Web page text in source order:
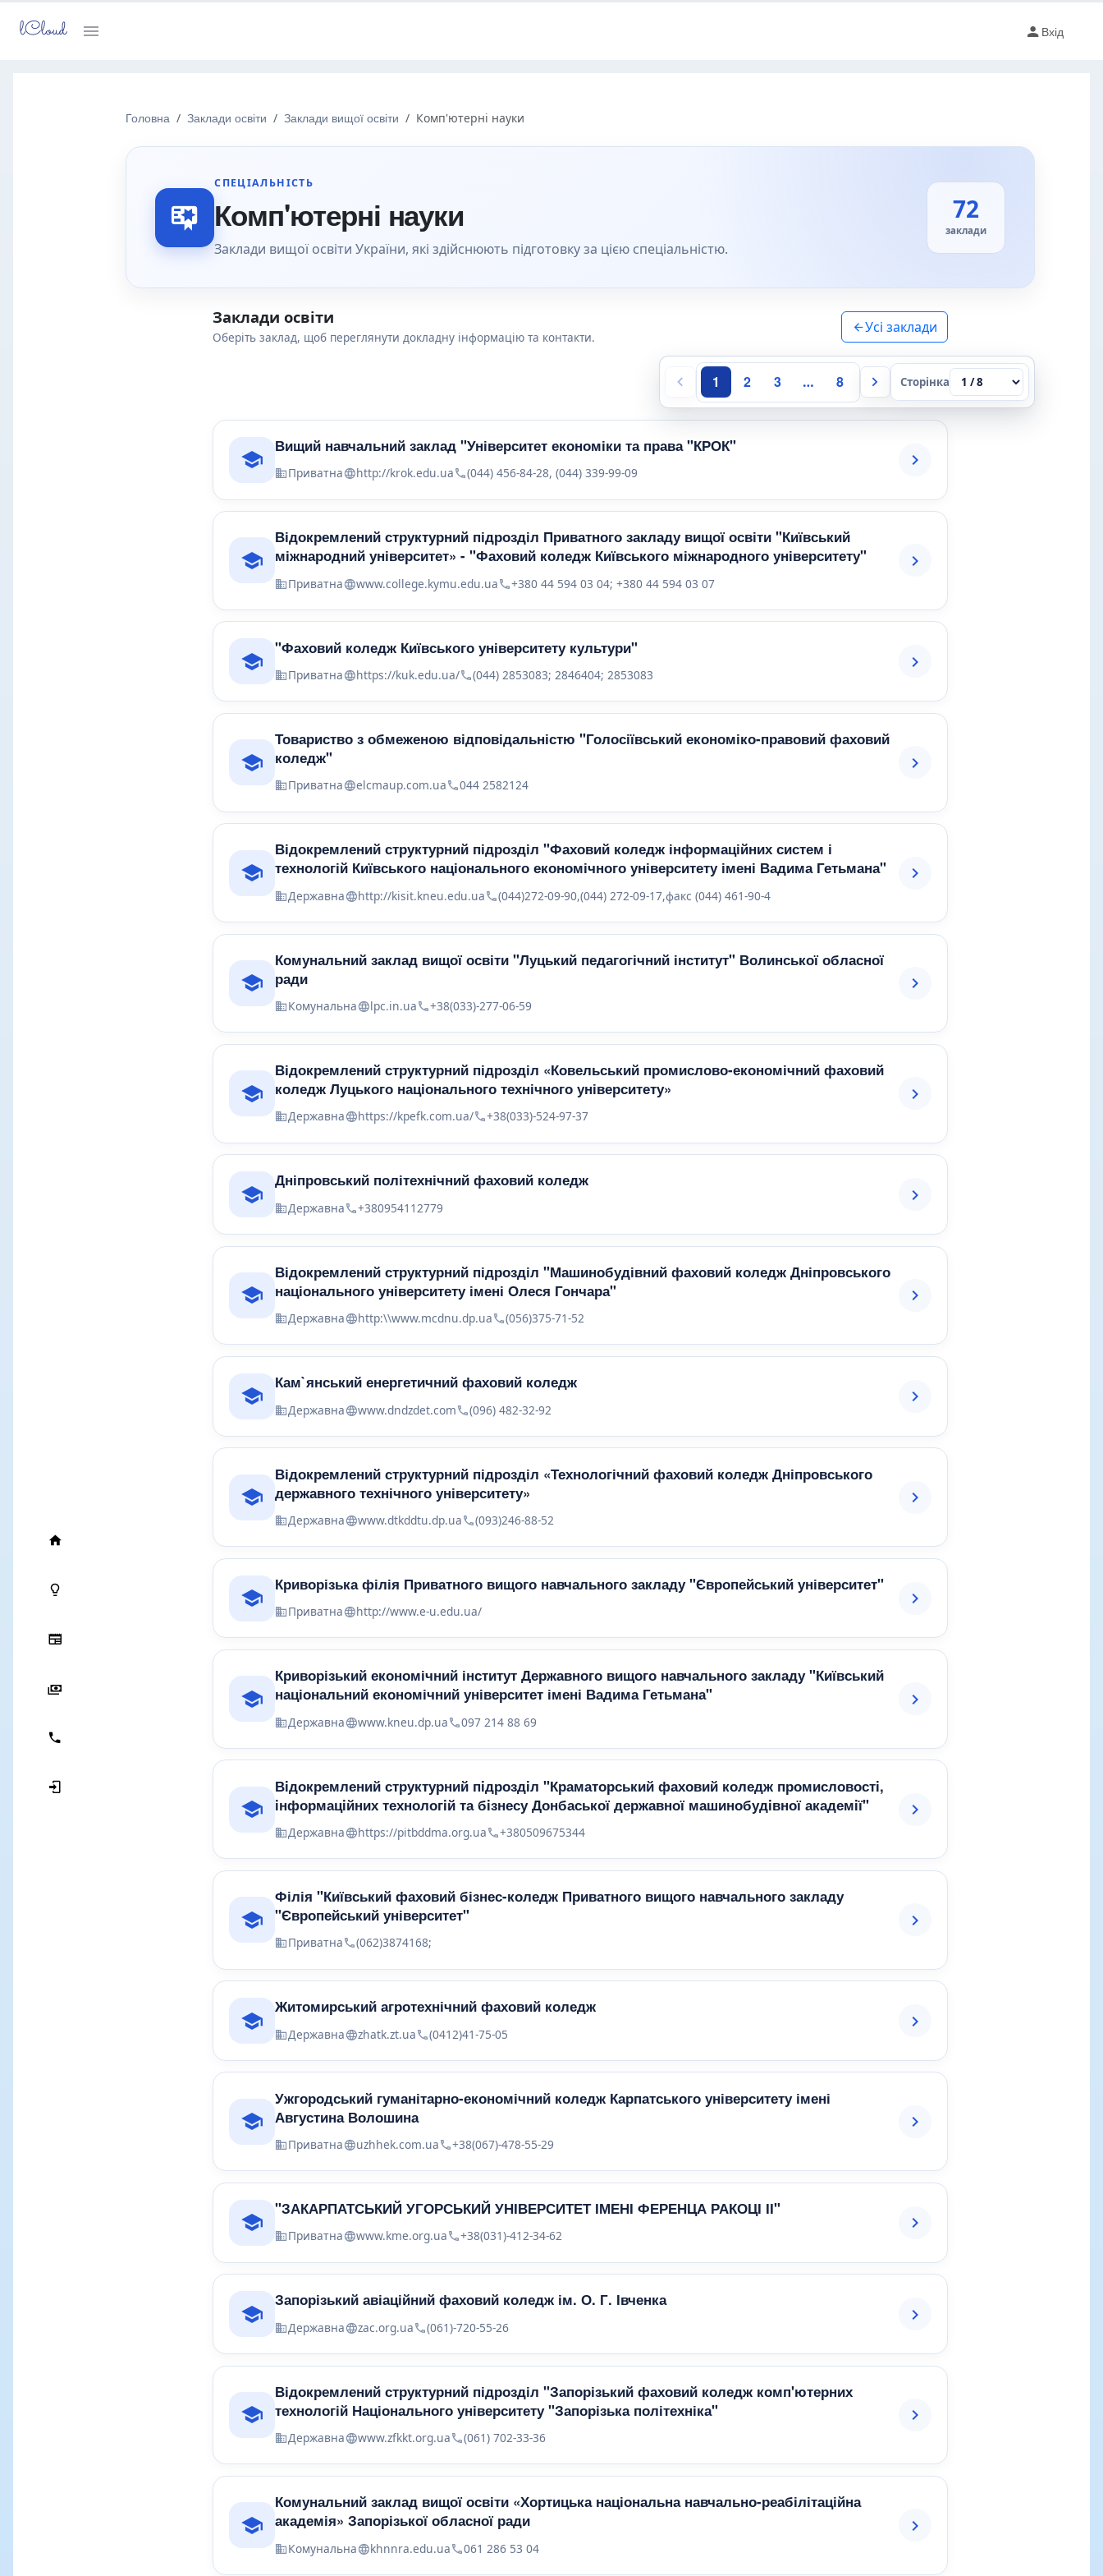
lCloud Вхід
Головна Заклади освіти Заклади вищої освіти Комп'ютерні науки
СПЕЦІАЛЬНІСТЬ
Комп'ютерні науки
Заклади вищої освіти України, які здійснюють підготовку за цією спеціальністю.
72
заклади
Заклади освіти
Оберіть заклад, щоб переглянути докладну інформацію та контакти.
Усі заклади
1 2 3 … 8 Сторінка
Вищий навчальний заклад "Університет економіки та права "КРОК"
Приватна http://krok.edu.ua (044) 456-84-28, (044) 339-99-09
Відокремлений структурний підрозділ Приватного закладу вищої освіти "Київський
міжнародний університет» - "Фаховий коледж Київського міжнародного університету"
Приватна www.college.kymu.edu.ua +380 44 594 03 04; +380 44 594 03 07
"Фаховий коледж Київського університету культури"
Приватна https://kuk.edu.ua/ (044) 2853083; 2846404; 2853083
Товариство з обмеженою відповідальністю "Голосіївський економіко-правовий фаховий
коледж"
Приватна elcmaup.com.ua 044 2582124
Відокремлений структурний підрозділ "Фаховий коледж інформаційних систем і
технологій Київського національного економічного університету імені Вадима Гетьмана"
Державна http://kisit.kneu.edu.ua (044)272-09-90,(044) 272-09-17,факс (044) 461-90-4
Комунальний заклад вищої освіти "Луцький педагогічний інститут" Волинської обласної
ради
Комунальна lpc.in.ua +38(033)-277-06-59
Відокремлений структурний підрозділ «Ковельський промислово-економічний фаховий
коледж Луцького національного технічного університету»
Державна https://kpefk.com.ua/ +38(033)-524-97-37
Дніпровський політехнічний фаховий коледж
Державна +380954112779
Відокремлений структурний підрозділ "Машинобудівний фаховий коледж Дніпровського
національного університету імені Олеся Гончара"
Державна http:\\www.mcdnu.dp.ua (056)375-71-52
Кам`янський енергетичний фаховий коледж
Державна www.dndzdet.com (096) 482-32-92
Відокремлений структурний підрозділ «Технологічний фаховий коледж Дніпровського
державного технічного університету»
Державна www.dtkddtu.dp.ua (093)246-88-52
Криворізька філія Приватного вищого навчального закладу "Європейський університет"
Приватна http://www.e-u.edu.ua/
Криворізький економічний інститут Державного вищого навчального закладу "Київський
національний економічний університет імені Вадима Гетьмана"
Державна www.kneu.dp.ua 097 214 88 69
Вiдокремлений структурний пiдроздiл "Краматорський фаховий коледж промисловостi,
iнформацiйних технологiй та бiзнесу Донбаської державної машинобудiвної академiї"
Державна https://pitbddma.org.ua +380509675344
Філія "Київський фаховий бізнес-коледж Приватного вищого навчального закладу
"Європейський університет"
Приватна (062)3874168;
Житомирський агротехнічний фаховий коледж
Державна zhatk.zt.ua (0412)41-75-05
Ужгородський гуманітарно-економічний коледж Карпатського університету імені
Августина Волошина
Приватна uzhhek.com.ua +38(067)-478-55-29
"ЗАКАРПАТСЬКИЙ УГОРСЬКИЙ УНІВЕРСИТЕТ ІМЕНІ ФЕРЕНЦА РАКОЦІ ІІ"
Приватна www.kme.org.ua +38(031)-412-34-62
Запорізький авіаційний фаховий коледж ім. О. Г. Івченка
Державна zac.org.ua (061)-720-55-26
Відокремлений структурний підрозділ "Запорізький фаховий коледж комп'ютерних
технологій Національного університету "Запорізька політехніка"
Державна www.zfkkt.org.uа (061) 702-33-36
Комунальний заклад вищої освіти «Хортицька національна навчально-реабілітаційна
академія» Запорізької обласної ради
Комунальна khnnra.edu.ua 061 286 53 04